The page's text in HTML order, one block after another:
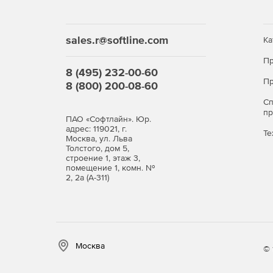
Контентная фильтрация.
Анализ и оптимизация трафика.
Интеграция с DLP и SIEM.
Специальные службы
стоимость):
Почтовый сервер.
sales.r@softline.com
8 (495) 232-00-60
8 (800) 200-08-60
ПАО «Софтлайн». Юр.
адрес: 119021, г.
Москва, ул. Льва
Толстого, дом 5,
строение 1, этаж 3,
помещение 1, комн. №
2, 2а (А-311)
Москва ©